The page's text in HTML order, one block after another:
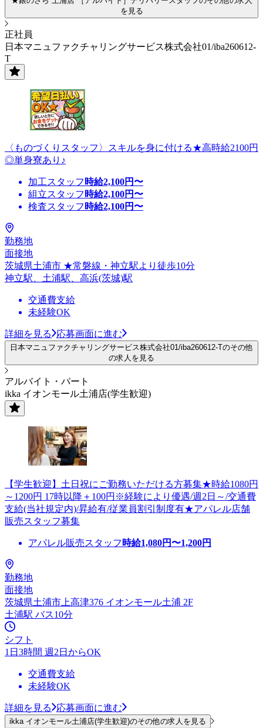
を見る
正社員
日本マニュファクチャリングサービス株式会社01/iba260612-
T
〈ものづくりスタッフ〉スキルを身に付ける★高時給2100円
◎単身寮あり♪
加工スタッフ 時給2,100円〜
組立スタッフ 時給2,100円〜
検査スタッフ 時給2,100円〜
勤務地
面接地
茨城県土浦市 ★常磐線・神立駅より徒歩10分
神立駅、土浦駅、高浜(茨城)駅
交通費支給
未経験OK
詳細を見る 応募画面に進む
日本マニュファクチャリングサービス株式会社01/iba260612-Tのその他
の求人を見る
アルバイト・パート
ikka イオンモール土浦店(学生歓迎)
【学生歓迎】土日祝にご勤務いただける方募集★時給1080円
～1200円 17時以降＋100円※経験により優遇/週2日～/交通費
支給(当社規定内)/昇給有/従業員割引制度有★アパレル店舗
販売スタッフ募集
アパレル販売スタッフ 時給1,080円〜1,200円
勤務地
面接地
茨城県土浦市上高津376 イオンモール土浦 2F
土浦駅 バス10分
シフト
1日3時間 週2日からOK
交通費支給
未経験OK
詳細を見る 応募画面に進む
ikka イオンモール土浦店(学生歓迎)のその他の求人を見る